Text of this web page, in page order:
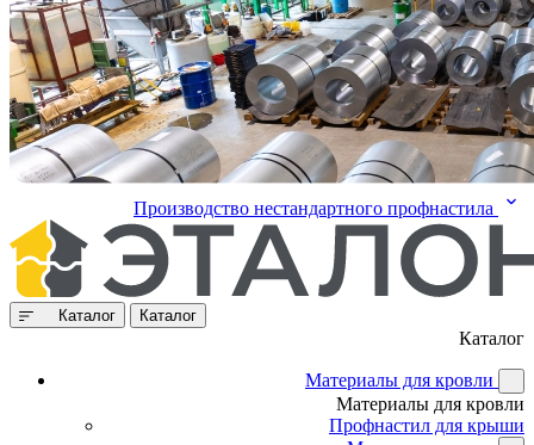
Производство нестандартного профнастила
Каталог Каталог
Каталог
Материалы для кровли
Материалы для кровли
Профнастил для крыши